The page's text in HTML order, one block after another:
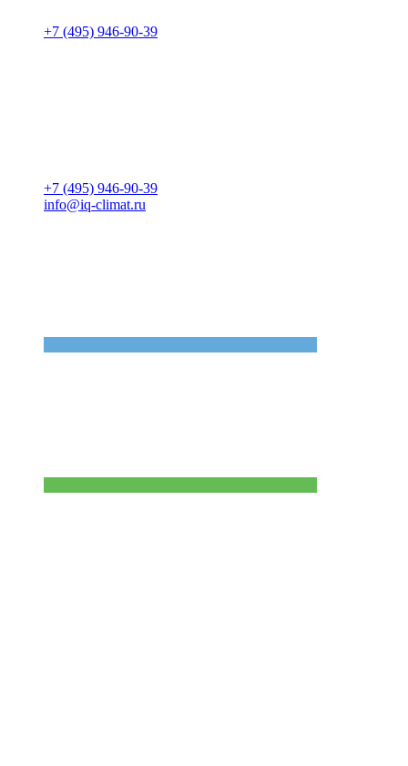
+7 (495) 946-90-39
+7 (495) 946-90-39
info@iq-climat.ru